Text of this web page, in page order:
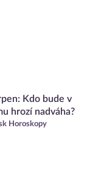
Kdo bude v
hrozí nadváha?
Horoskopy